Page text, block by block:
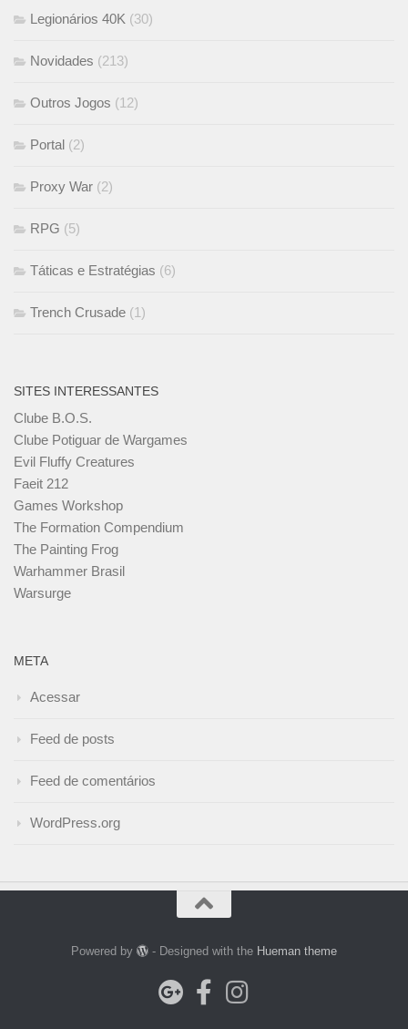
Legionários 40K (30)
Novidades (213)
Outros Jogos (12)
Portal (2)
Proxy War (2)
RPG (5)
Táticas e Estratégias (6)
Trench Crusade (1)
SITES INTERESSANTES
Clube B.O.S.
Clube Potiguar de Wargames
Evil Fluffy Creatures
Faeit 212
Games Workshop
The Formation Compendium
The Painting Frog
Warhammer Brasil
Warsurge
META
Acessar
Feed de posts
Feed de comentários
WordPress.org
Powered by - Designed with the Hueman theme